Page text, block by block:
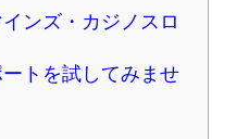
ンズ・カジノスロ
トを試してみませ